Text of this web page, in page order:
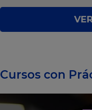
Cursos con